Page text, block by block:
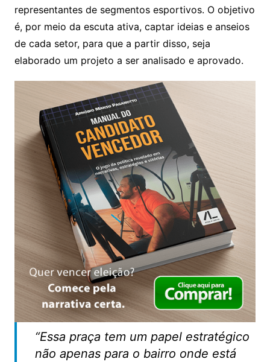
representantes de segmentos esportivos. O objetivo
é, por meio da escuta ativa, captar ideias e anseios
de cada setor, para que a partir disso, seja
elaborado um projeto a ser analisado e aprovado.
“Essa praça tem um papel estratégico
não apenas para o bairro onde está